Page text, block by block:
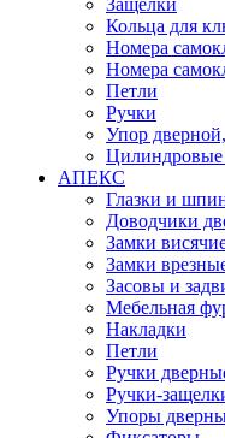
Кольца для
Номера
Номера
Петли
Ручки
Упор
АПЕКС
Глазки и
Доводчики
Замки
Замки
Засовы и
Мебельная
Накладки
Петли
Ручки
Ручки-
Упоры